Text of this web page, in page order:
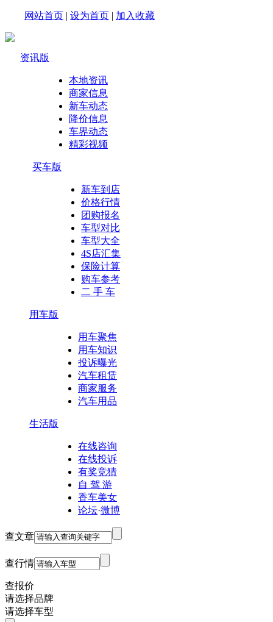
网站首页 | 设为首页 | 加入收藏
资讯版
本地资讯
商家信息
新车动态
降价信息
车界动态
精彩视频
买车版
新车到店
价格行情
团购报名
车型对比
车型大全
4S店汇集
保险计算
购车参考
二 手 车
用车版
用车聚焦
用车知识
投诉曝光
汽车租赁
商家服务
汽车用品
生活版
在线咨询
在线投诉
有奖竞猜
自 驾 游
香车美女
论坛·微博
查文章
查行情
查报价
请选择品牌
请选择车型